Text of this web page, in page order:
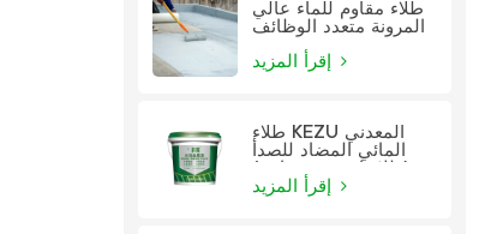
طلاء مقاوم للماء عالي
المرونة متعدد الوظائف
طلاء KEZU المعدني
المائي المضاد للصدأ